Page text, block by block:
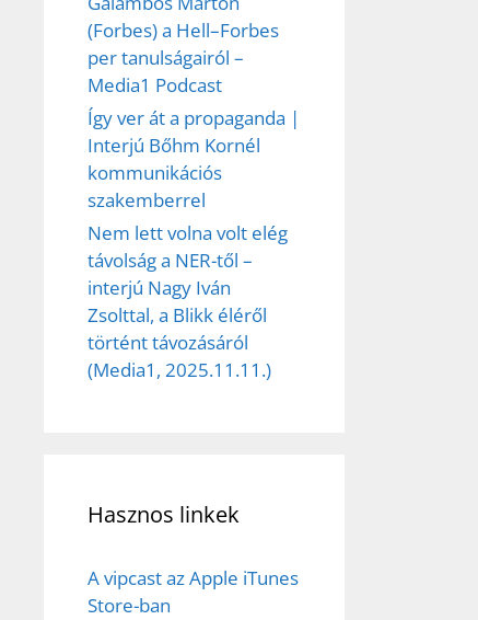
(Forbes) a Hell–Forbes
per tanulságairól –
Media1 Podcast
Így ver át a propaganda |
Interjú Bőhm Kornél
kommunikációs
szakemberrel
Nem lett volna volt elég
távolság a NER-től –
interjú Nagy Iván
Zsolttal, a Blikk éléről
történt távozásáról
(Media1, 2025.11.11.)
Hasznos linkek
A vipcast az Apple iTunes
Store-ban